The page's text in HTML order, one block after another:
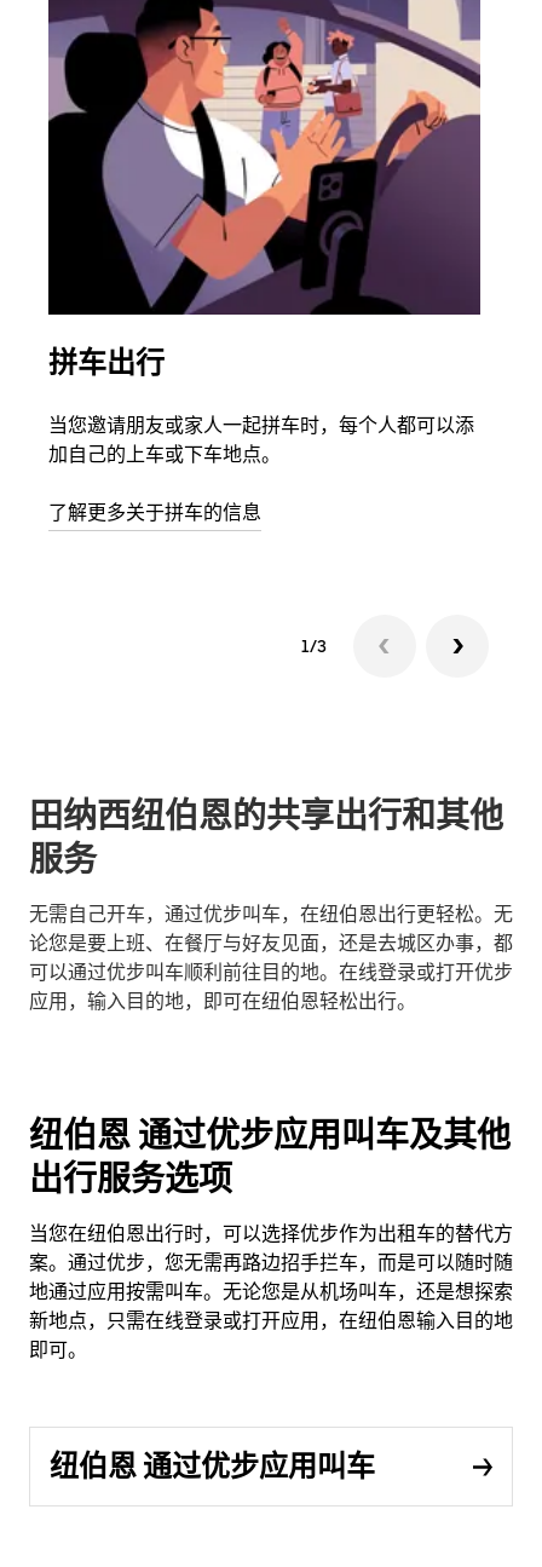
拼车出行
当您邀请朋友或家人一起拼车时，每个人都可以添
加自己的上车或下车地点。
了解更多关于拼车的信息
1/3
田纳西纽伯恩的共享出行和其他
服务
无需自己开车，通过优步叫车，在纽伯恩出行更轻松。无
论您是要上班、在餐厅与好友见面，还是去城区办事，都
可以通过优步叫车顺利前往目的地。在线登录或打开优步
应用，输入目的地，即可在纽伯恩轻松出行。
纽伯恩 通过优步应用叫车及其他
出行服务选项
当您在纽伯恩出行时，可以选择优步作为出租车的替代方
案。通过优步，您无需再路边招手拦车，而是可以随时随
地通过应用按需叫车。无论您是从机场叫车，还是想探索
新地点，只需在线登录或打开应用，在纽伯恩输入目的地
即可。
纽伯恩 通过优步应用叫车